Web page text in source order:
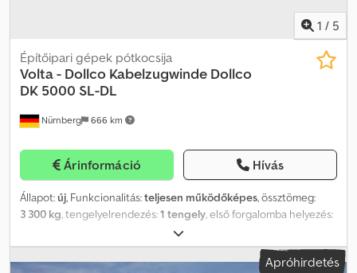
1 / 5
Nürnberg 666 km
Építőipari gépek pótkocsija
Volta - Dollco Kabelzugwinde Dollco
DK 5000 SL-DL
Árinformáció Hívás
Állapot:új, Funkcionalitás:teljesen működőképes, össztömeg:
3 300 kg, tengelyelrendezés:1 tengely, első forgalomba helyezés:
, üzemi tömeg:
kábelhúzó csörlő földalatti kábelek lefektetéséhez, hidraulikus
meghajtással dízelmotoron keresztül. A maximális, 5 tonnásApróhirdetés